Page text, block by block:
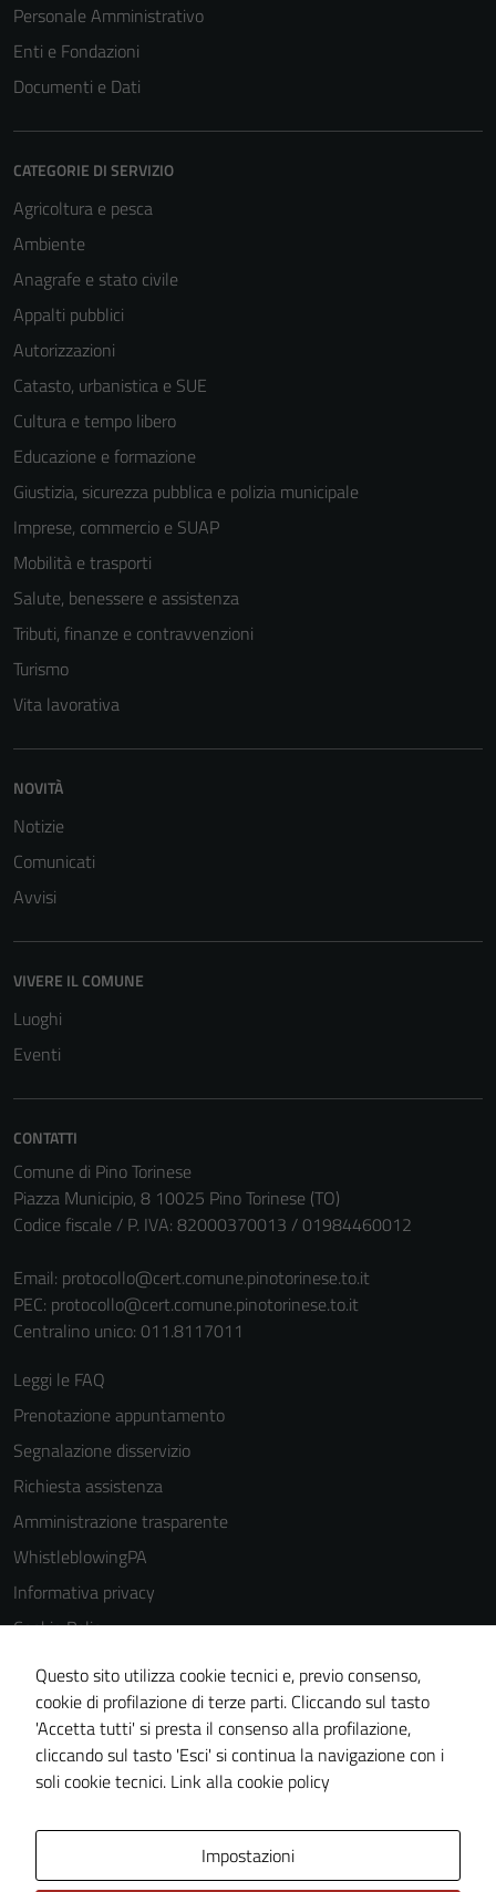
Personale Amministrativo
Enti e Fondazioni
Documenti e Dati
CATEGORIE DI SERVIZIO
Agricoltura e pesca
Ambiente
Anagrafe e stato civile
Appalti pubblici
Autorizzazioni
Catasto, urbanistica e SUE
Cultura e tempo libero
Educazione e formazione
Giustizia, sicurezza pubblica e polizia municipale
Imprese, commercio e SUAP
Mobilità e trasporti
Salute, benessere e assistenza
Tributi, finanze e contravvenzioni
Turismo
Vita lavorativa
NOVITÀ
Notizie
Comunicati
Avvisi
VIVERE IL COMUNE
Luoghi
Eventi
CONTATTI
Comune di Pino Torinese
Piazza Municipio, 8 10025 Pino Torinese (TO)
Codice fiscale / P. IVA: 82000370013 / 01984460012
Email: protocollo@cert.comune.pinotorinese.to.it
PEC: protocollo@cert.comune.pinotorinese.to.it
Centralino unico: 011.8117011
Leggi le FAQ
Prenotazione appuntamento
Segnalazione disservizio
Richiesta assistenza
Amministrazione trasparente
WhistleblowingPA
Informativa privacy
Cookie Policy
Note legali
Dichiarazione di accessibilità
Piano di miglioramento del sito
Certificazione sistema gestione qualità
Questo sito utilizza cookie tecnici e, previo consenso,
cookie di profilazione di terze parti. Cliccando sul tasto
'Accetta tutti' si presta il consenso alla profilazione,
cliccando sul tasto 'Esci' si continua la navigazione con i
soli cookie tecnici. Link alla cookie policy
Impostazioni
Tecnici